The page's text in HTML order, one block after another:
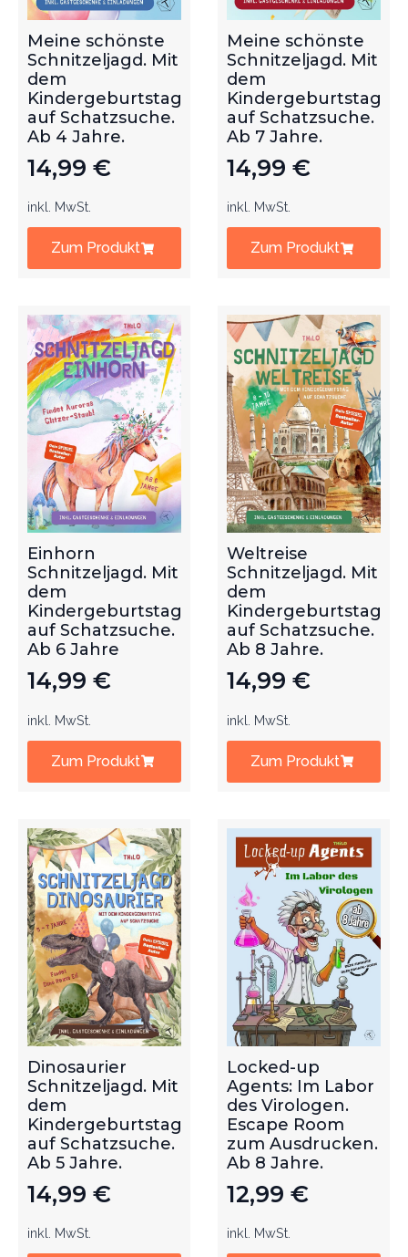
Meine schönste
Schnitzeljagd. Mit
dem
Kindergeburtstag
auf Schatzsuche.
Ab 4 Jahre.
14,99 €
inkl. MwSt.
Zum Produkt
Meine schönste
Schnitzeljagd. Mit
dem
Kindergeburtstag
auf Schatzsuche.
Ab 7 Jahre.
14,99 €
inkl. MwSt.
Zum Produkt
Einhorn
Schnitzeljagd. Mit
dem
Kindergeburtstag
auf Schatzsuche.
Ab 6 Jahre
14,99 €
inkl. MwSt.
Zum Produkt
Weltreise
Schnitzeljagd. Mit
dem
Kindergeburtstag
auf Schatzsuche.
Ab 8 Jahre.
14,99 €
inkl. MwSt.
Zum Produkt
Dinosaurier
Schnitzeljagd. Mit
dem
Kindergeburtstag
auf Schatzsuche.
Ab 5 Jahre.
14,99 €
inkl. MwSt.
Locked-up
Agents: Im Labor
des Virologen.
Escape Room
zum Ausdrucken.
Ab 8 Jahre.
12,99 €
inkl. MwSt.